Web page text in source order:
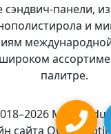
сэндвич-панели,
и
палитре.
сайта ООО